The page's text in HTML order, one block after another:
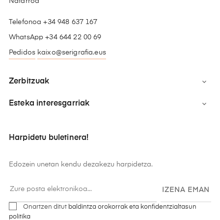
Telefonoa +34 948 637 167
WhatsApp +34 644 22 00 69
Pedidos kaixo@serigrafia.eus
Zerbitzuak 
Esteka interesgarriak 
Harpidetu buletinera!
Edozein unetan kendu dezakezu harpidetza.
IZENA EMAN
Onartzen ditut baldintza orokorrak eta konfidentzialtasun
politika